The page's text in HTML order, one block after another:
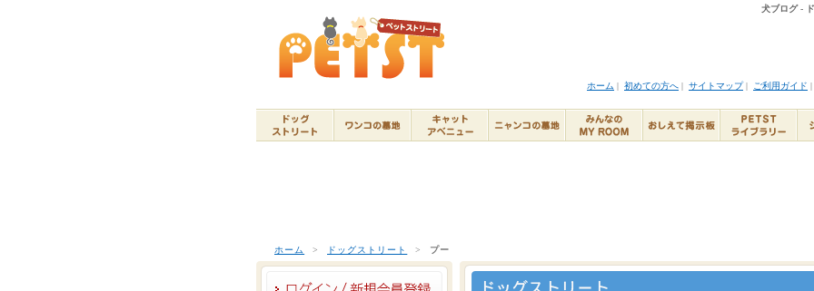
犬ブログ -
ホーム | 初めての方へ | サイトマップ| ご利用ガイド |
ホーム > ドッグストリート > プー